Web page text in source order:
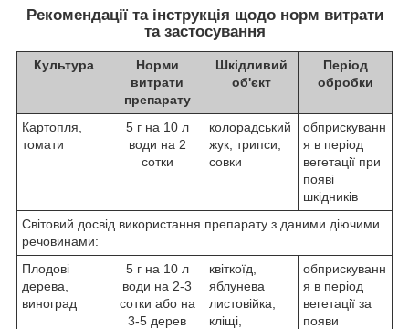
Рекомендації та інструкція щодо норм витрати
та застосування
Культура
Норми
витрати
препарату
Шкідливий
об'єкт
Період
обробки
Картопля,
томати
5 г на 10 л
води на 2
сотки
колорадський
жук, трипси,
совки
обприскуванн
я в період
вегетації при
появі
шкідників
Світовий досвід використання препарату з даними діючими
речовинами:
Плодові
дерева,
виноград
5 г на 10 л
води на 2-3
сотки або на
3-5 дерев
квіткоїд,
яблунева
листовійка,
кліщі,
обприскуванн
я в період
вегетації за
появи